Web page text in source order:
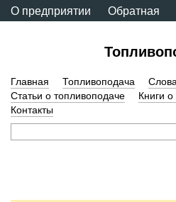
О предприятии
Обратная
Главная Топливоподача
Статьи о топливоподаче
Книги
Контакты